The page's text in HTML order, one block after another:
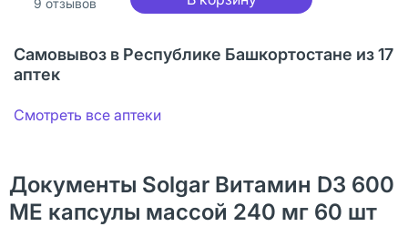
Самовывоз в Республике Башкортостане из 17
аптек
Смотреть все аптеки
Документы Solgar Витамин D3 600
МЕ капсулы массой 240 мг 60 шт